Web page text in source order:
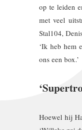
op te leiden
met veel
Stal104,
‘Ik heb hem
ons een box.’
Hoewel hij